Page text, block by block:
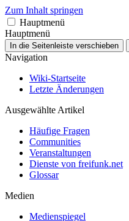
Zum Inhalt springen
Hauptmenü
Hauptmenü
In die Seitenleiste verschieben
Navigation
Wiki-Startseite
Letzte Änderungen
Ausgewählte Artikel
Häufige Fragen
Communities
Veranstaltungen
Dienste von freifunk.net
Glossar
Medien
Medienspiegel